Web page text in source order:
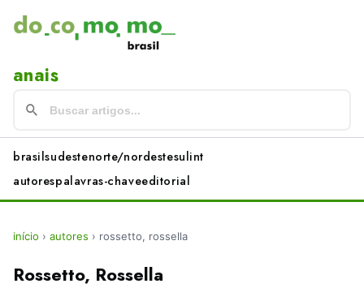
anais
brasilsudestenorte/nordestesulint
autorespalavras-chaveeditorial
início › autores › rossetto, rossella
Rossetto, Rossella